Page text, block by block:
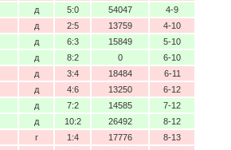
д 5:0 54047
4-9
д 2:5 13759
4-10
д 6:3 15849
5-10
д 8:2 0
6-10
д 3:4 18484
6-11
д 4:6 13250
6-12
д 7:2 14585
7-12
д 10:2 26492
8-12
г 1:4 17776
8-13